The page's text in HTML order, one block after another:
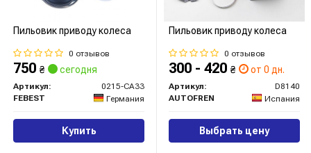
Пильовик приводу колеса
0 отзывов
750 ₴ сегодня
Артикул:
0215-CA33
FEBEST
Германия
Купить
Пильовик приводу колеса
0 отзывов
300 - 420 ₴ от 0 дн.
Артикул:
D8140
AUTOFREN
Испания
Выбрать цену